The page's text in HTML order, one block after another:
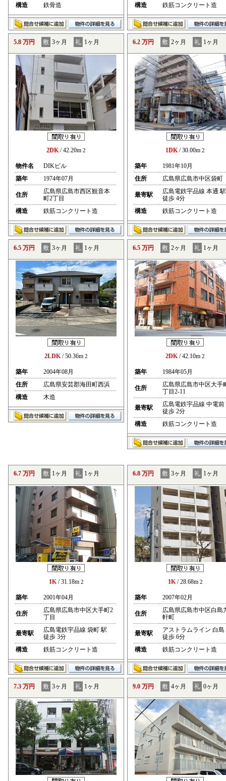
構造
鉄骨造
構造
鉄筋コンクリート造
5.8 万円 敷 3ヶ月 礼 1ヶ月
2DK/ 42.20m 2
物件名
DIKビル
築年
1974年07月
住所
広島県広島市西区観音本
町2丁目
構造
鉄筋コンクリート造
6.2 万円 敷 2ヶ月 礼 1ヶ月
1DK/ 30.00m 2
築年
1981年10月
住所
広島県広島市中区袋町
最寄駅
広島電鉄宇品線 本通 駅
徒歩 4分
構造
鉄筋コンクリート造
6.5 万円 敷 3ヶ月 礼 1ヶ月
2LDK/ 50.36m 2
築年
2004年08月
住所
広島県安芸郡海田町西浜
構造
木造
6.5 万円 敷 2ヶ月 礼 1ヶ月
2DK/ 42.10m 2
築年 1984年05月
住所
広島県広島市中区大手
丁目2-11
最寄駅
広島電鉄宇品線 中電前
徒歩 2分
構造
鉄筋コンクリート造
6.7 万円 敷 1ヶ月 礼 1ヶ月
1K/ 31.18m 2
築年 2001年04月
住所
広島県広島市中区大手町2
丁目
最寄駅
広島電鉄宇品線 袋町 駅
徒歩 3分
構造
鉄筋コンクリート造
6.8 万円 敷 3ヶ月 礼 1ヶ月
1K/ 28.68m 2
築年 2007年02月
住所
広島県広島市中区白島
軒町
最寄駅
アストラムライン 白島
徒歩 6分
構造
鉄筋コンクリート造
7.3 万円 敷 3ヶ月 礼 1ヶ月 9.0 万円 敷 4ヶ月 礼 0ヶ月